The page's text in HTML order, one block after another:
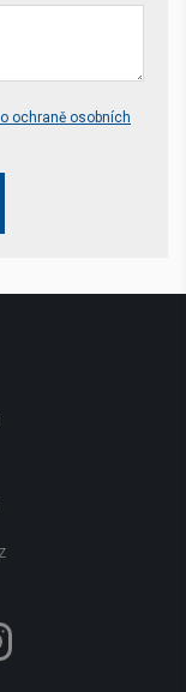
ochraně osobních